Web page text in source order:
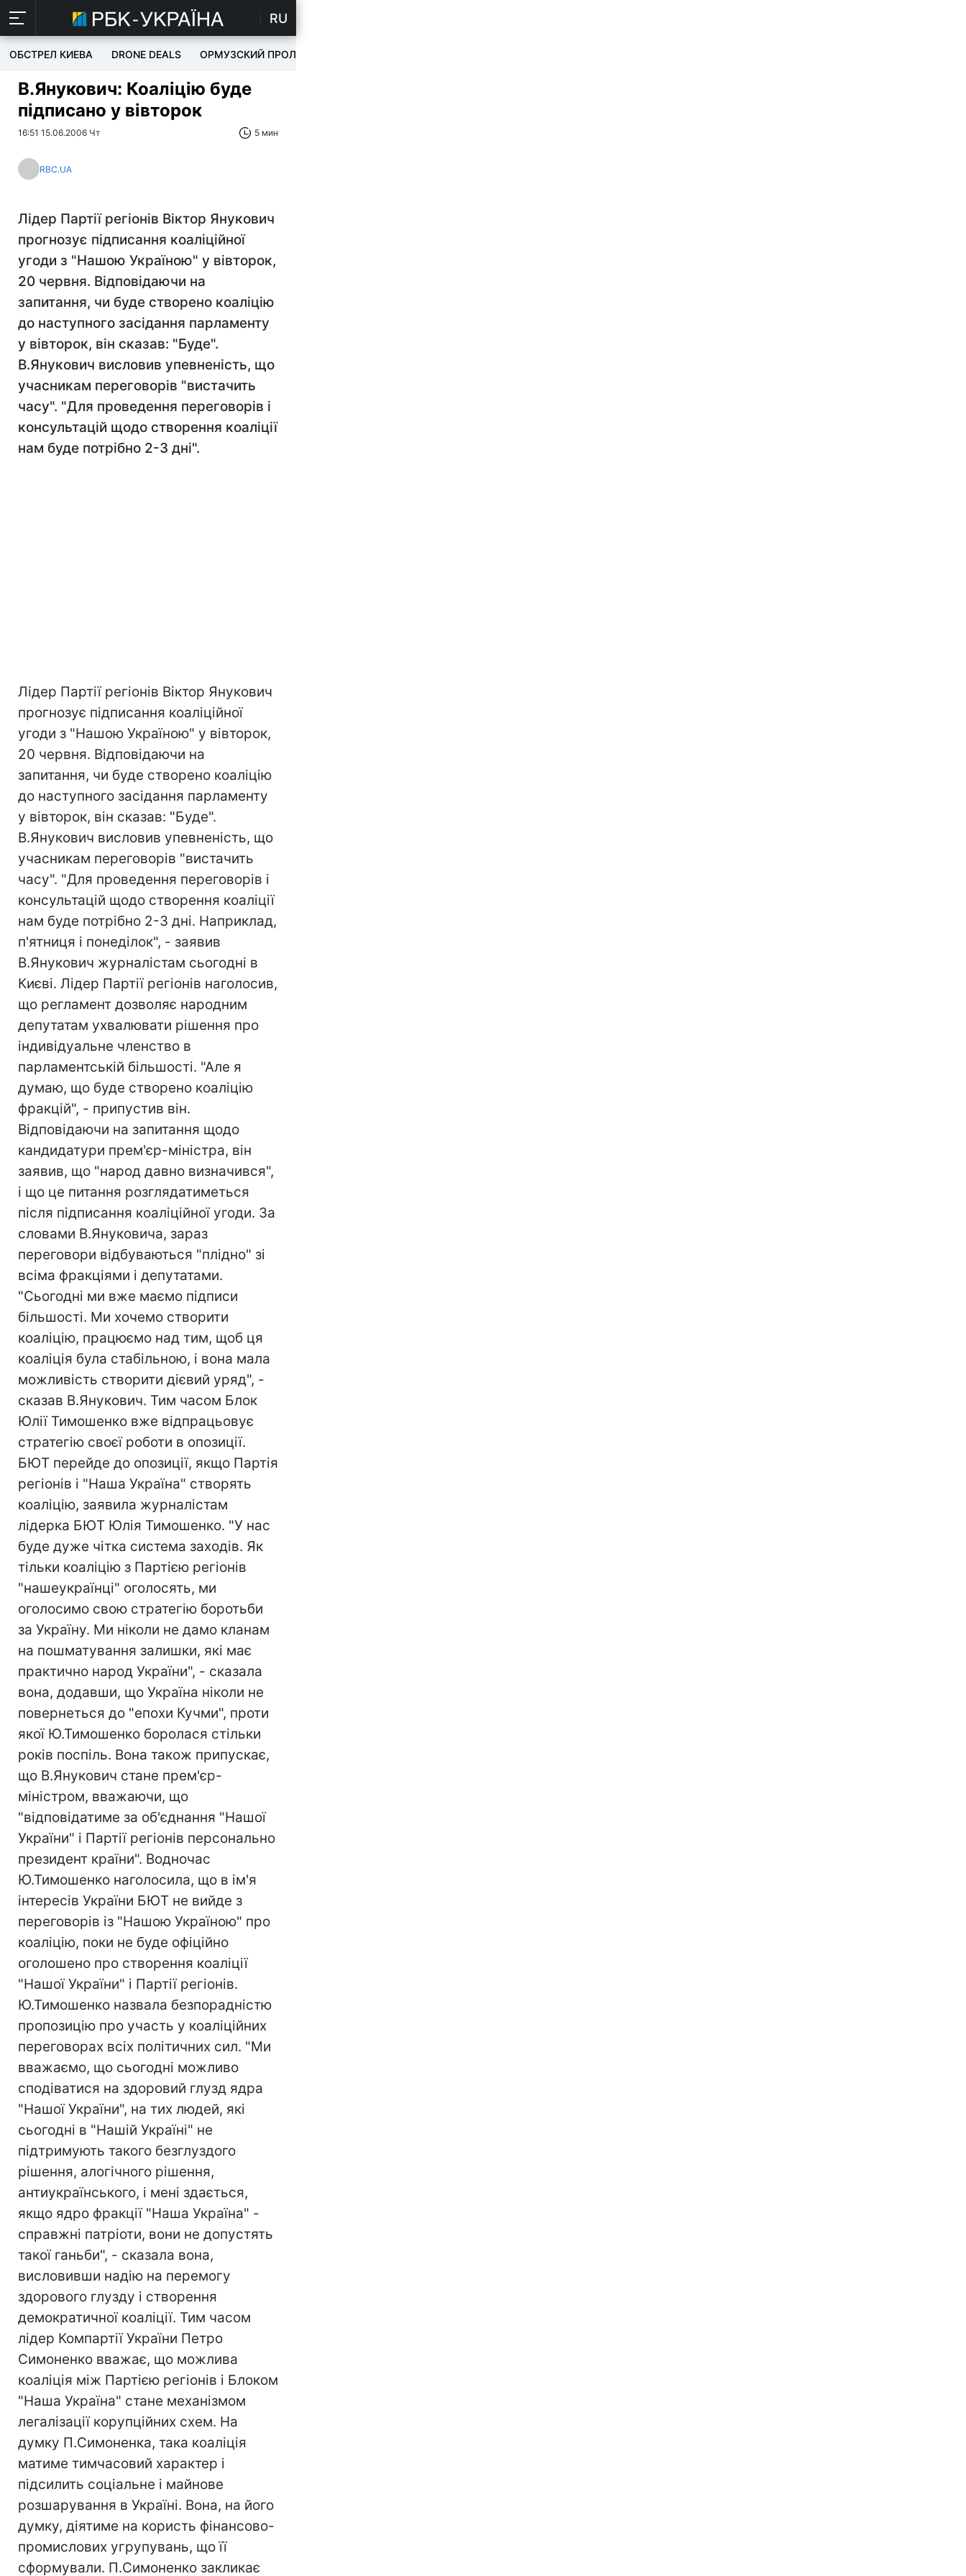
RU
ОБСТРЕЛ КИЕВА DRONE DEALS ОРМУЗСКИЙ ПРОЛИВ
В.Янукович: Коаліцію буде
підписано у вівторок
16:51 15.06.2006 Чт 5 мин
RBC.UA
Лідер Партії регіонів Віктор Янукович
прогнозує підписання коаліційної
угоди з "Нашою Україною" у вівторок,
20 червня. Відповідаючи на
запитання, чи буде створено коаліцію
до наступного засідання парламенту
у вівторок, він сказав: "Буде".
В.Янукович висловив упевненість, що
учасникам переговорів "вистачить
часу". "Для проведення переговорів і
консультацій щодо створення коаліції
нам буде потрібно 2-3 дні".
Лідер Партії регіонів Віктор Янукович
прогнозує підписання коаліційної
угоди з "Нашою Україною" у вівторок,
20 червня. Відповідаючи на
запитання, чи буде створено коаліцію
до наступного засідання парламенту
у вівторок, він сказав: "Буде".
В.Янукович висловив упевненість, що
учасникам переговорів "вистачить
часу". "Для проведення переговорів і
консультацій щодо створення коаліції
нам буде потрібно 2-3 дні. Наприклад,
п'ятниця і понеділок", - заявив
В.Янукович журналістам сьогодні в
Києві. Лідер Партії регіонів наголосив,
що регламент дозволяє народним
депутатам ухвалювати рішення про
індивідуальне членство в
парламентській більшості. "Але я
думаю, що буде створено коаліцію
фракцій", - припустив він.
Відповідаючи на запитання щодо
кандидатури прем'єр-міністра, він
заявив, що "народ давно визначився",
і що це питання розглядатиметься
після підписання коаліційної угоди. За
словами В.Януковича, зараз
переговори відбуваються "плідно" зі
всіма фракціями і депутатами.
"Сьогодні ми вже маємо підписи
більшості. Ми хочемо створити
коаліцію, працюємо над тим, щоб ця
коаліція була стабільною, і вона мала
можливість створити дієвий уряд", -
сказав В.Янукович. Тим часом Блок
Юлії Тимошенко вже відпрацьовує
стратегію своєї роботи в опозиції.
БЮТ перейде до опозиції, якщо Партія
регіонів і "Наша Україна" створять
коаліцію, заявила журналістам
лідерка БЮТ Юлія Тимошенко. "У нас
буде дуже чітка система заходів. Як
тільки коаліцію з Партією регіонів
"нашеукраїнці" оголосять, ми
оголосимо свою стратегію боротьби
за Україну. Ми ніколи не дамо кланам
на пошматування залишки, які має
практично народ України", - сказала
вона, додавши, що Україна ніколи не
повернеться до "епохи Кучми", проти
якої Ю.Тимошенко боролася стільки
років поспіль. Вона також припускає,
що В.Янукович стане прем'єр-
міністром, вважаючи, що
"відповідатиме за об'єднання "Нашої
України" і Партії регіонів персонально
президент країни". Водночас
Ю.Тимошенко наголосила, що в ім'я
інтересів України БЮТ не вийде з
переговорів із "Нашою Україною" про
коаліцію, поки не буде офіційно
оголошено про створення коаліції
"Нашої України" і Партії регіонів.
Ю.Тимошенко назвала безпорадністю
пропозицію про участь у коаліційних
переговорах всіх політичних сил. "Ми
вважаємо, що сьогодні можливо
сподіватися на здоровий глузд ядра
"Нашої України", на тих людей, які
сьогодні в "Нашій Україні" не
підтримують такого безглуздого
рішення, алогічного рішення,
антиукраїнського, і мені здається,
якщо ядро фракції "Наша Україна" -
справжні патріоти, вони не допустять
такої ганьби", - сказала вона,
висловивши надію на перемогу
здорового глузду і створення
демократичної коаліції. Тим часом
лідер Компартії України Петро
Симоненко вважає, що можлива
коаліція між Партією регіонів і Блоком
"Наша Україна" стане механізмом
легалізації корупційних схем. На
думку П.Симоненка, така коаліція
матиме тимчасовий характер і
підсилить соціальне і майнове
розшарування в Україні. Вона, на його
думку, діятиме на користь фінансово-
промислових угрупувань, що її
сформували. П.Симоненко закликає